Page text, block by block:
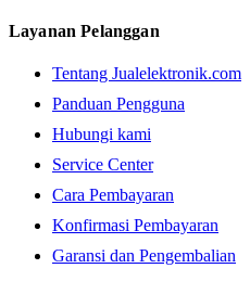
Layanan Pelanggan
Tentang Jualelektronik.com
Panduan Pengguna
Hubungi kami
Service Center
Cara Pembayaran
Konfirmasi Pembayaran
Garansi dan Pengembalian